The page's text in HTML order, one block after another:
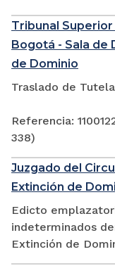
Tribunal
Bogotá - Sala de
de Dominio
Traslado de Tutela
Referencia:
338)
Juzgado del
Extinción de
Edicto
indeterminados
Extinción de